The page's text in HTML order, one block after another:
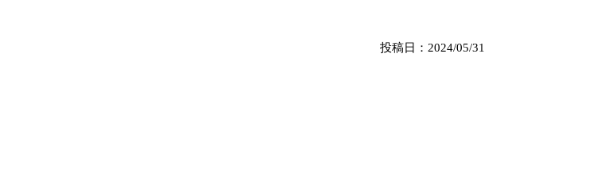
投稿日：2024/05/31